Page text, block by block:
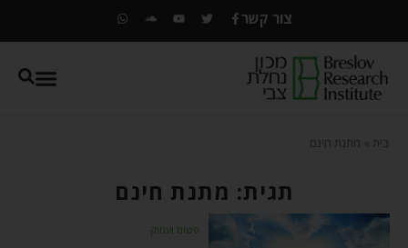
צור קשר
בית מתנת חינם
תגית: מתנת חינם
פשוט ועמוק